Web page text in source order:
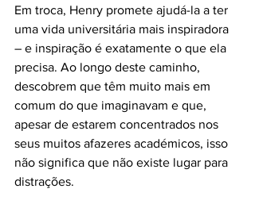
Em troca, Henry promete ajudá-la a ter
uma vida universitária mais inspiradora
– e inspiração é exatamente o que ela
precisa. Ao longo deste caminho,
descobrem que têm muito mais em
comum do que imaginavam e que,
apesar de estarem concentrados nos
seus muitos afazeres académicos, isso
não significa que não existe lugar para
distrações.